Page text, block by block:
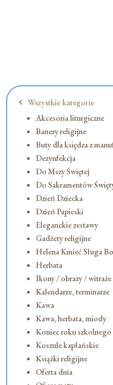
Wszystkie kategorie
Akcesoria liturgiczne
Banery religijne
Buty dla księdza z
Dezynfekcja
Do Mszy Świętej
Do Sakramentów
Dzień Dziecka
Dzień Papieski
Eleganckie zestawy
Gadżety religijne
Helena Kmieć Sługa
Herbata
Ikony / obrazy / witraże
Kalendarze, terminarze
Kawa
Kawa, herbata, miody
Koniec roku szkolnego
Koszule kapłańskie
Książki religijne
Oferta dnia